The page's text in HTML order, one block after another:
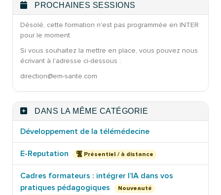
PROCHAINES SESSIONS
Désolé, cette formation n'est pas programmée en INTER
pour le moment.
Si vous souhaitez la mettre en place, vous pouvez nous
écrivant à l'adresse ci-dessous :
direction@em-sante.com
DANS LA MÊME CATÉGORIE
Développement de la télémédecine
E-Reputation Présentiel / à distance
Cadres formateurs : intégrer l’IA dans vos
pratiques pédagogiques
Nouveauté